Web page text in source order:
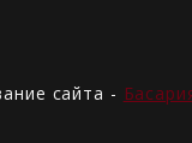
сайта -